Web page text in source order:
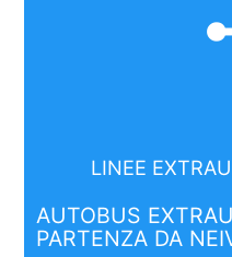
LINEE
AUTOBUS
PARTENZA DA